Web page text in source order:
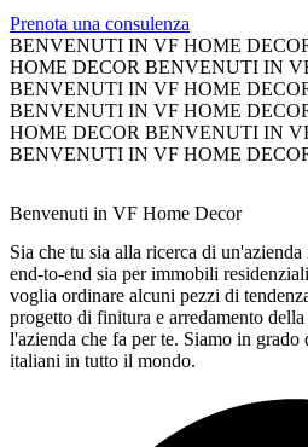
Prenota una consulenza
BENVENUTI IN VF HOME
HOME DECOR BENVENUTI IN
BENVENUTI IN VF HOME
BENVENUTI IN VF HOME
HOME DECOR BENVENUTI IN
BENVENUTI IN VF HOME
Benvenuti in VF Home Decor
Sia che tu sia alla ricerca di
end-to-end sia per immobili
voglia ordinare alcuni pezzi di
progetto di finitura e arredamento
l'azienda che fa per te. Siamo in
italiani in tutto il mondo.